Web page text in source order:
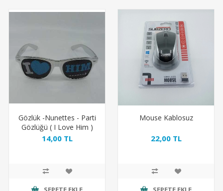
Gözlük -Nunettes - Parti
Gözlüğü ( I Love Him )
14,00 TL
Mouse Kablosuz
22,00 TL